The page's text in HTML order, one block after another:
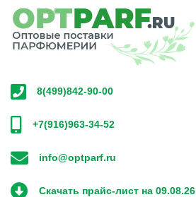
8(499)842-90-00
+7(916)963-34-52
info@optparf.ru
Скачать прайс-лист на 09.08.26